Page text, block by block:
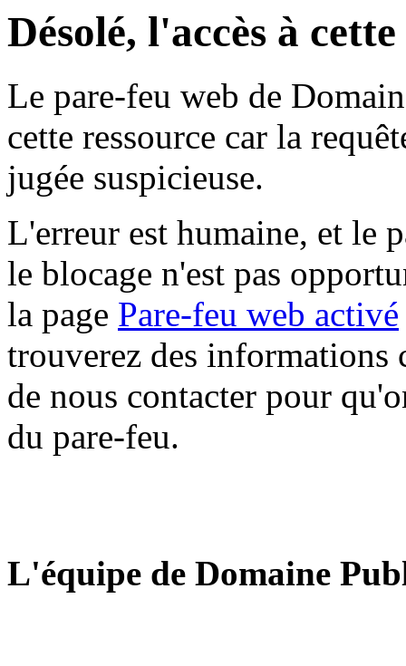
Désolé, l'accès à
Le pare-feu web de
cette ressource car la
jugée suspicieuse.
L'erreur est humaine, et le
le blocage n'est pas
la page Pare-feu web activé
trouverez des informations
de nous contacter pour
du pare-feu.
L'équipe de Domaine